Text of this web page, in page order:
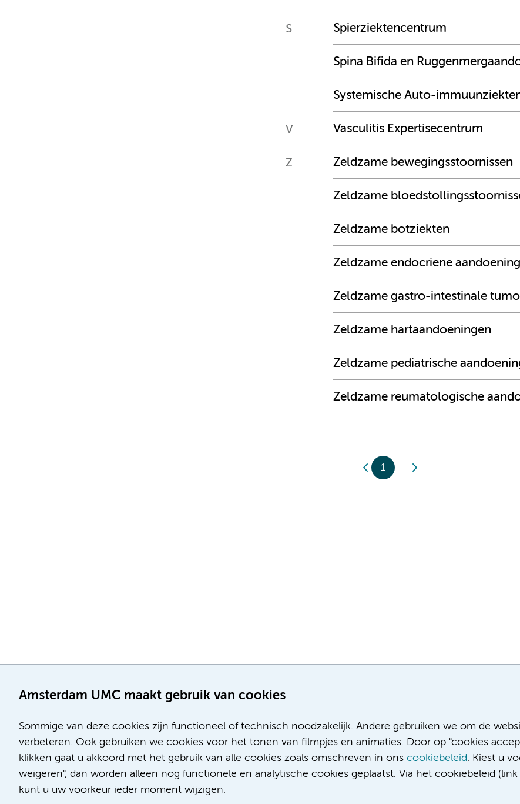
Amsterdam UMC maakt gebruik van cookies
Sommige van deze cookies zijn functioneel of technisch noodzakelijk. Andere gebruiken we om de
verbeteren. Ook gebruiken we cookies voor het tonen van filmpjes en animaties. Door op "cookies
klikken gaat u akkoord met het gebruik van alle cookies zoals omschreven in ons cookiebeleid. Kiest u
weigeren", dan worden alleen nog functionele en analytische cookies geplaatst. Via het cookiebeleid
kunt u uw voorkeur ieder moment wijzigen.
S Spierziektencentrum
Spina Bifida en
Systemische Auto-
V Vasculitis Expertisecentrum
Z Zeldzame bewegingsstoornissen
Zeldzame
Zeldzame botziekten
Zeldzame endocriene
Zeldzame gastro-intestinale
Zeldzame hartaandoeningen
Zeldzame pediatrische
Zeldzame reumatologische
1
Meibergdreef 9
1105 AZ Amsterdam
De Boelelaan 1117
1081 HV Amsterdam